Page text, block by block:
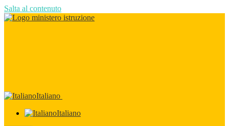
Salta al contenuto
Italiano
Italiano